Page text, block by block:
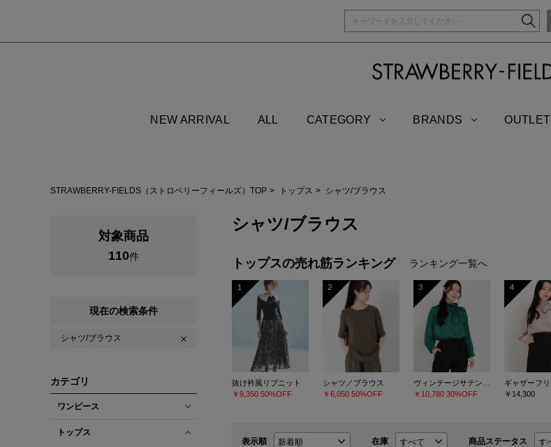
NEW ARRIVAL ALL CATEGORY BRANDS OUTLET
STRAWBERRY-FIELDS（ストロベリーフィールズ）TOP トップス シャツ/ブラウス
対象商品
110件
現在の検索条件
シャツ/ブラウス
カテゴリ
ワンピース
トップス
シャツ/ブラウス
トップスの売れ筋ランキング ランキング一覧へ
1
抜け衿風リブニット
￥9,350 50%OFF
2
シャツ／ブラウス
￥6,050 50%OFF
3
￥10,780 30%OFF
4
￥14,300
表示順 在庫 商品ステータス